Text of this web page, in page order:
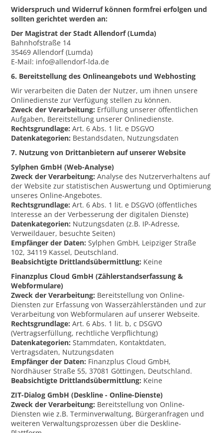
Widerspruch und Widerruf können formfrei erfolgen und
sollten gerichtet werden an:
Der Magistrat der Stadt Allendorf (Lumda)
Bahnhofstraße 14
35469 Allendorf (Lumda)
E-Mail: info@allendorf-lda.de
6. Bereitstellung des Onlineangebots und Webhosting
Wir verarbeiten die Daten der Nutzer, um ihnen unsere
Onlinedienste zur Verfügung stellen zu können.
Zweck der Verarbeitung: Erfüllung unserer öffentlichen
Aufgaben, Bereitstellung unserer Onlinedienste.
Rechtsgrundlage: Art. 6 Abs. 1 lit. e DSGVO
Datenkategorien: Bestandsdaten, Nutzungsdaten
7. Nutzung von Drittanbietern auf unserer Website
Sylphen GmbH (Web-Analyse)
Zweck der Verarbeitung: Analyse des Nutzerverhaltens auf
der Website zur statistischen Auswertung und Optimierung
unseres Online-Angebotes.
Rechtsgrundlage: Art. 6 Abs. 1 lit. e DSGVO (öffentliches
Interesse an der Verbesserung der digitalen Dienste)
Datenkategorien: Nutzungsdaten (z.B. IP-Adresse,
Verweildauer, besuchte Seiten)
Empfänger der Daten: Sylphen GmbH, Leipziger Straße
102, 34119 Kassel, Deutschland.
Beabsichtigte Drittlandsübermittlung: Keine
Finanzplus Cloud GmbH (Zählerstandserfassung &
Webformulare)
Zweck der Verarbeitung: Bereitstellung von Online-
Diensten zur Erfassung von Wasserzählerständen und zur
Verarbeitung von Webformularen auf unserer Webseite.
Rechtsgrundlage: Art. 6 Abs. 1 lit. b, c DSGVO
(Vertragserfüllung, rechtliche Verpflichtung)
Datenkategorien: Stammdaten, Kontaktdaten,
Vertragsdaten, Nutzungsdaten
Empfänger der Daten: Finanzplus Cloud GmbH,
Nordhäuser Straße 55, 37081 Göttingen, Deutschland.
Beabsichtigte Drittlandsübermittlung: Keine
ZIT-Dialog GmbH (Deskline - Online-Dienste)
Zweck der Verarbeitung: Bereitstellung von Online-
Diensten wie z.B. Terminverwaltung, Bürgeranfragen und
weiteren Verwaltungsprozessen über die Deskline-